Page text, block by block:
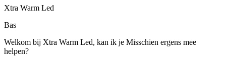
Xtra Warm Led
Bas
Welkom bij Xtra Warm Led, kan ik je Misschien ergens mee
helpen?